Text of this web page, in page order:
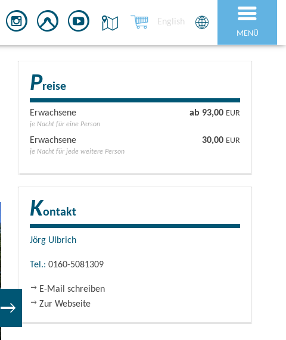
MENÜ
English
Preise
Erwachsene ab 93,00 EUR
je Nacht für eine Person
Erwachsene 30,00 EUR
je Nacht für jede weitere Person
Kontakt
Jörg Ulbrich
Tel.:0160-5081309
E-Mail schreiben
Zur Webseite